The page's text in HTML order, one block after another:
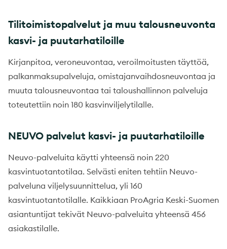
Tilitoimistopalvelut ja muu talousneuvonta
kasvi- ja puutarhatiloille
Kirjanpitoa, veroneuvontaa, veroilmoitusten täyttöä,
palkanmaksupalveluja, omistajanvaihdosneuvontaa ja
muuta talousneuvontaa tai taloushallinnon palveluja
toteutettiin noin 180 kasvinviljelytilalle.
NEUVO palvelut kasvi- ja puutarhatiloille
Neuvo-palveluita käytti yhteensä noin 220
kasvintuotantotilaa. Selvästi eniten tehtiin Neuvo-
palveluna viljelysuunnittelua, yli 160
kasvintuotantotilalle. Kaikkiaan ProAgria Keski-Suomen
asiantuntijat tekivät Neuvo-palveluita yhteensä 456
asiakastilalle.